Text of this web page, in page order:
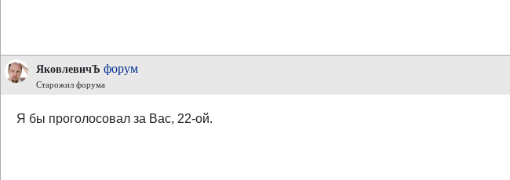
ЯковлевичЪ форум
Старожил форума
Я бы проголосовал за Вас, 22-ой.